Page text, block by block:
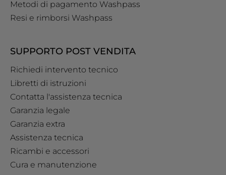
Metodi di pagamento Washpass
Resi e rimborsi Washpass
SUPPORTO POST VENDITA
Richiedi intervento tecnico
Libretti di istruzioni
Contatta l'assistenza tecnica
Garanzia legale
Garanzia extra
Assistenza tecnica
Ricambi e accessori
Cura e manutenzione